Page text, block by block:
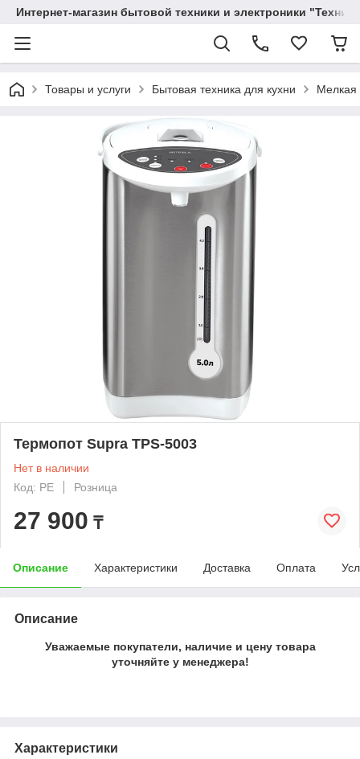
Интернет-магазин бытовой техники и электроники
Товары и услуги Бытовая техника для кухни Мелкая
Термопот Supra TPS-5003
Нет в наличии
Код: PE
Розница
27 900 ₸
Описание Характеристики Доставка Оплата
Описание
Уважаемые покупатели, наличие и цену товара
уточняйте у менеджера!
Характеристики